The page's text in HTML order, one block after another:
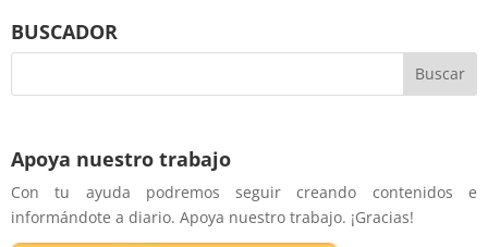
BUSCADOR
Apoya nuestro trabajo
Con tu ayuda podremos seguir creando contenidos e
informándote a diario. Apoya nuestro trabajo. ¡Gracias!